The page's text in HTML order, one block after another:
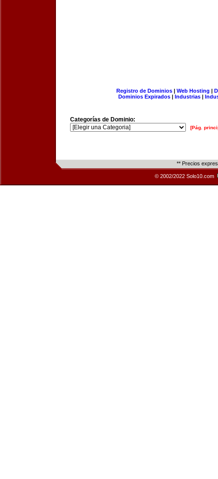
Registro de Dominios| Web Hosting |
Dominios Expirados | Industrias |
Categorías de Dominio:
[Pág.
** Precios
© 2002/2022 Solo10.com